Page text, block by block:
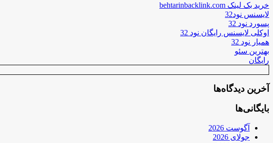
خرید بک لینک behtarinbacklink.com
لایسنس نود32
پسورد نود 32
اوکلی لایسنس رایگان نود 32
همیار نود 32
بهترین سئو
رایگان
آخرین دیدگاه‌ها
بایگانی‌ها
آگوست 2026
جولای 2026